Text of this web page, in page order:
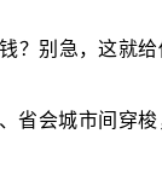
？别急，这就给
省会城市间穿梭